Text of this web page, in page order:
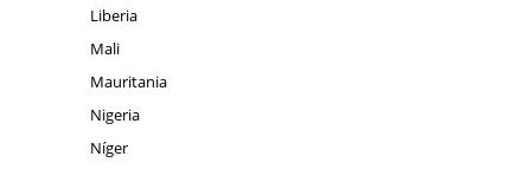
Liberia
Mali
Mauritania
Nigeria
Níger